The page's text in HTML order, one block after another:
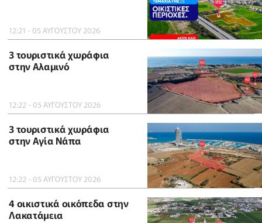
12:21 - 05 ΑΥΓΟΥΣΤΟΥ 2026
3 τουριστικά χωράφια
στην Αλαμινό
12:22 - 05 ΑΥΓΟΥΣΤΟΥ 2026
3 τουριστικά χωράφια
στην Αγία Νάπα
12:22 - 05 ΑΥΓΟΥΣΤΟΥ 2026
4 οικιστικά οικόπεδα στην
Λακατάμεια